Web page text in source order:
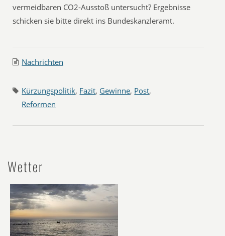
vermeidbaren CO2-Ausstoß untersucht? Ergebnisse
schicken sie bitte direkt ins Bundeskanzleramt.
Nachrichten
Kürzungspolitik, Fazit, Gewinne, Post,
Reformen
Wetter